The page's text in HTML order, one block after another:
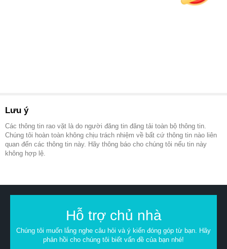
Lưu ý
Các thông tin rao vặt là do người đăng tin đăng tải toàn bộ thông tin.
Chúng tôi hoàn toàn không chịu trách nhiệm về bất cứ thông tin nào liên
quan đến các thông tin này. Hãy thông báo cho chúng tôi nếu tin này
không hợp lệ.
Hỗ trợ chủ nhà
Chúng tôi muốn lắng nghe câu hỏi và ý kiến đóng góp từ bạn. Hãy
phản hồi cho chúng tôi biết vấn đề của bạn nhé!